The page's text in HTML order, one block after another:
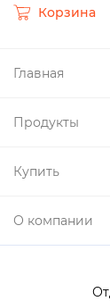
Главная
Продукты
Купить
О компании
Корзина